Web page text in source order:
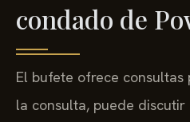
condado de
El bufete ofrece
la consulta, puede